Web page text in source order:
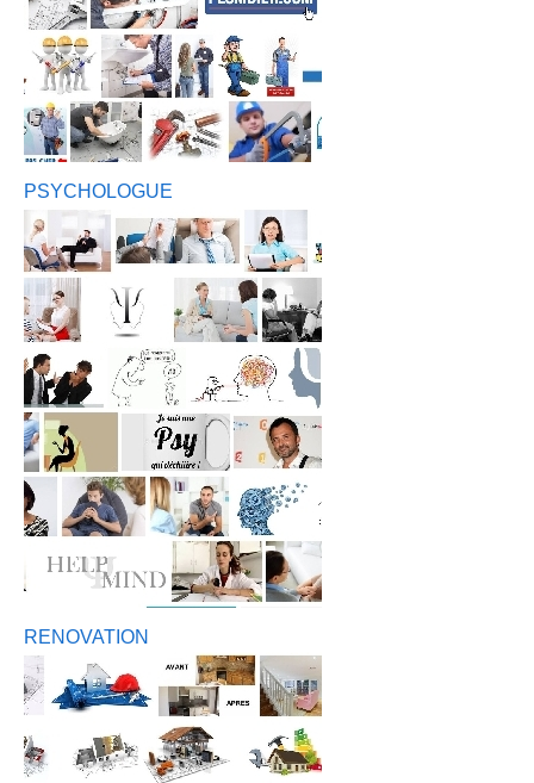
PSYCHOLOGUE
RENOVATION